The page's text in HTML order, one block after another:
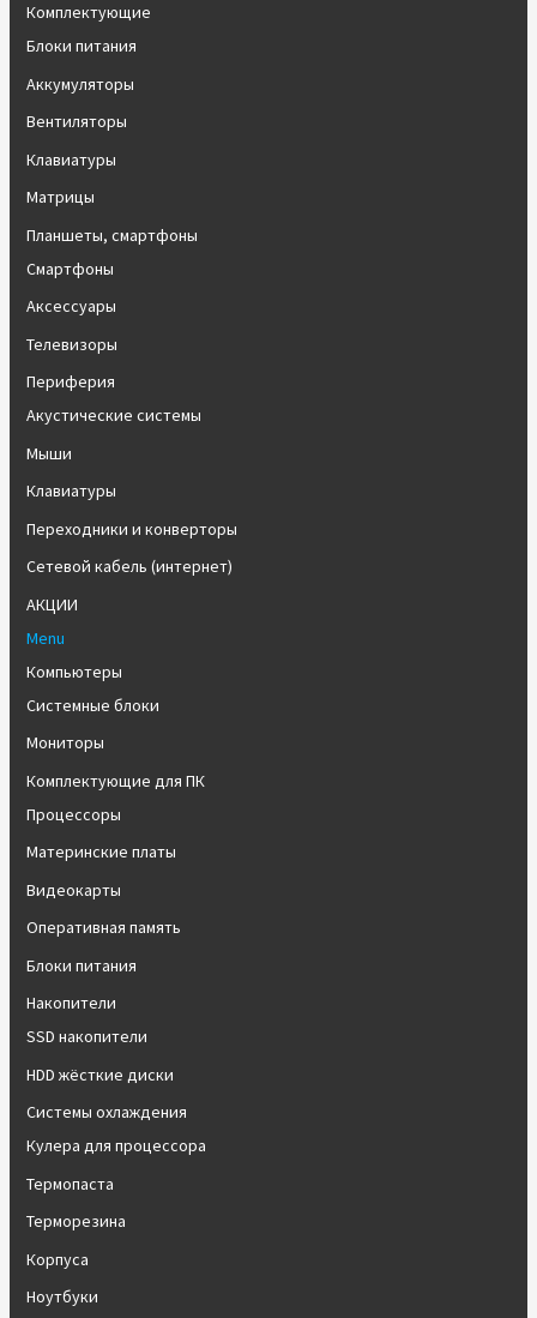
Комплектующие
Блоки питания
Аккумуляторы
Вентиляторы
Клавиатуры
Матрицы
Планшеты, смартфоны
Смартфоны
Аксессуары
Телевизоры
Периферия
Акустические системы
Мыши
Клавиатуры
Переходники и конверторы
Сетевой кабель (интернет)
АКЦИИ
Menu
Компьютеры
Системные блоки
Мониторы
Комплектующие для ПК
Процессоры
Материнские платы
Видеокарты
Оперативная память
Блоки питания
Накопители
SSD накопители
HDD жёсткие диски
Системы охлаждения
Кулера для процессора
Термопаста
Терморезина
Корпуса
Ноутбуки